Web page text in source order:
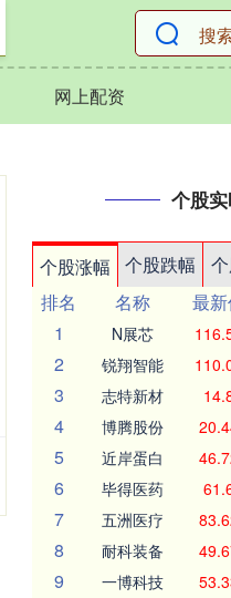
网上配资
个股
个股涨幅 个股跌幅
排名
名称 最
1
N展芯
2 锐翔智能
3 志特新材
4 博腾股份
5 近岸蛋白
6 毕得医药
7 五洲医疗
8 耐科装备
9 一博科技